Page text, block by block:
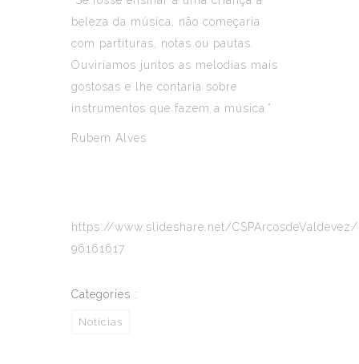
beleza da música, não começaria
com partituras, notas ou pautas.
Ouviríamos juntos as melodias mais
gostosas e lhe contaria sobre
instrumentos que fazem a música.”
Rubem Alves
https://www.slideshare.net/
96161617
Categories :
Notícias